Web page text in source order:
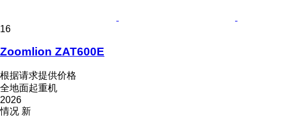
16
Zoomlion ZAT600E
根据请求提供价格
全地面起重机
2026
情况 新